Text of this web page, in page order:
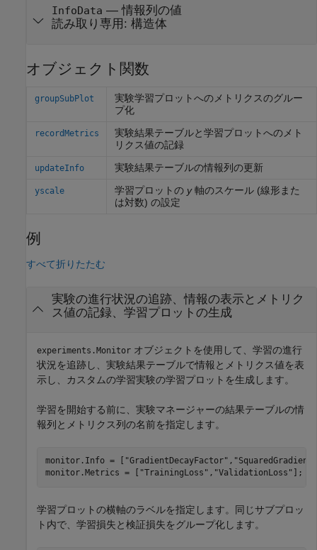
InfoData —情報列の値
読み取り専用: 構造体
オブジェクト関数
groupSubPlot
実験学習プロットへのメトリクスのグルー
プ化
recordMetrics
実験結果テーブルと学習プロットへのメト
リクス値の記録
updateInfo 実験結果テーブルの情報列の更新
yscale 学習プロットの y軸のスケール (線形また
は対数) の設定
例
すべて折りたたむ
実験の進行状況の追跡、情報の表示とメトリク
ス値の記録、学習プロットの生成
experiments.Monitor オブジェクトを使用して、学習の進行
状況を追跡し、実験結果テーブルで情報とメトリクス値を表
示し、カスタムの学習実験の学習プロットを生成します。
学習を開始する前に、実験マネージャーの結果テーブルの情
報列とメトリクス列の名前を指定します。
monitor.Info = [ "GradientDecayFactor" ,
monitor.Metrics = [
"TrainingLoss" , "ValidationLoss" ];
学習プロットの横軸のラベルを指定します。同じサブプロッ
ト内で、学習損失と検証損失をグループ化します。